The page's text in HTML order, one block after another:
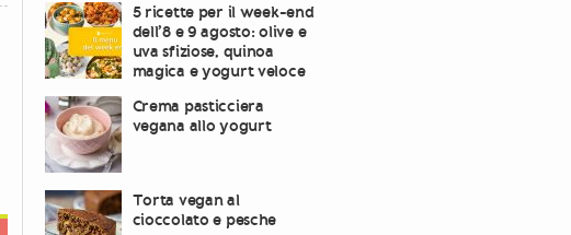
5 ricette per il week-end
dell’8 e 9 agosto: olive e
uva sfiziose, quinoa
magica e yogurt veloce
Crema pasticciera
vegana allo yogurt
Torta vegan al
cioccolato e pesche